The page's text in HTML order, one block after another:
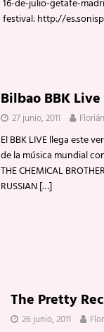
16-de-julio-getafe-
festival: http://
Bilbao BBK
27 junio, 2011
El BBK LIVE llega este
de la música mundial
THE CHEMICAL
RUSSIAN[…]
The Pretty
26 junio, 2011